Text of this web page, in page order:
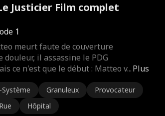
Justicier Film complet
1
Plus
meurt faute de couverture
douleur, il assassine le PDG
ce n'est que le début : Matteo v...
Granuleux
Provocateur
Rue Hôpital